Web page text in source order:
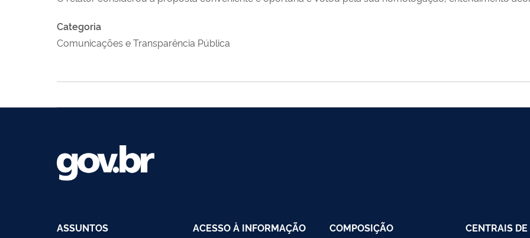
Categoria
Comunicações e Transparência Pública
ASSUNTOS ACESSO À INFORMAÇÃO COMPOSIÇÃO CENTRAIS